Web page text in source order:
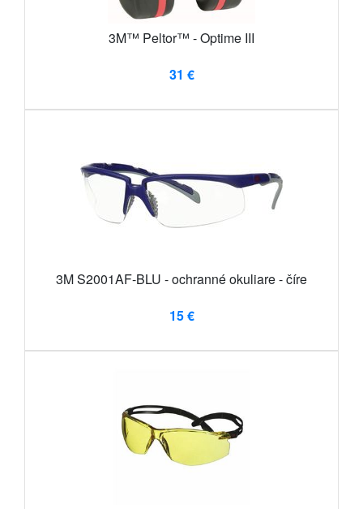
3M™ Peltor™ - Optime III
31 €
3M S2001AF-BLU - ochranné okuliare - číre
15 €